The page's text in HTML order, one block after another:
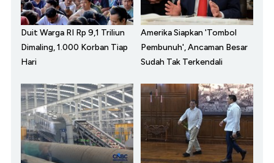
Duit Warga RI Rp 9,1 Triliun
Dimaling, 1.000 Korban Tiap
Hari
Amerika Siapkan 'Tombol
Pembunuh', Ancaman Besar
Sudah Tak Terkendali